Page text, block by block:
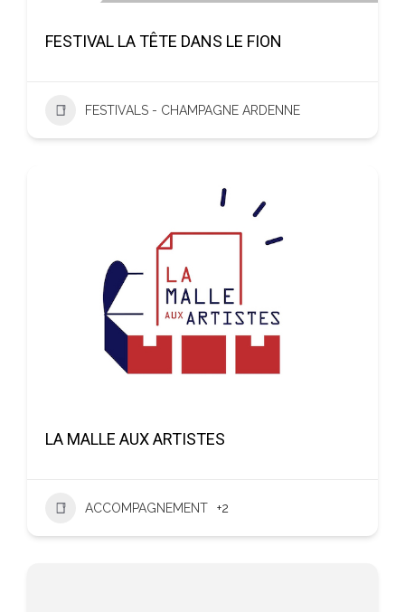
FESTIVAL LA TÊTE DANS LE FION
FESTIVALS - CHAMPAGNE ARDENNE
LA MALLE AUX ARTISTES
ACCOMPAGNEMENT +2